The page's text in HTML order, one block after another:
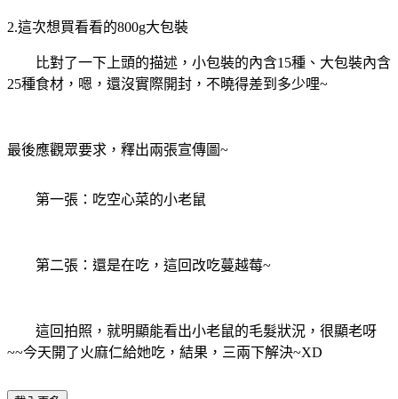
2.這次想買看看的800g大包裝
比對了一下上頭的描述，小包裝的內含15種、大包裝內含
25種食材，嗯，還沒實際開封，不曉得差到多少哩~
最後應觀眾要求，釋出兩張宣傳圖~
第一張：吃空心菜的小老鼠
第二張：還是在吃，這回改吃蔓越莓~
這回拍照，就明顯能看出小老鼠的毛髮狀況，很顯老呀
~~今天開了火麻仁給她吃，結果，三兩下解決~XD